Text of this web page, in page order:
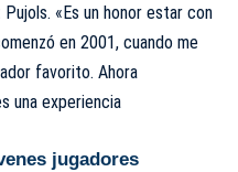
«Es un honor estar con
en 2001, cuando me
favorito. Ahora
una experiencia
jugadores